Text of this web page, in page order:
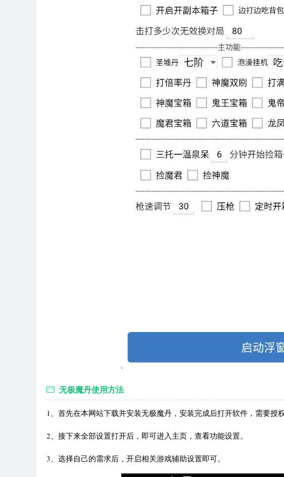
无极魔丹使用方法
1、首先在本网站下载并安装无极魔丹，安装完成后打开软件，需要授
2、接下来全部设置打开后，即可进入主页，查看功能设置。
3、选择自己的需求后，开启相关游戏辅助设置即可。